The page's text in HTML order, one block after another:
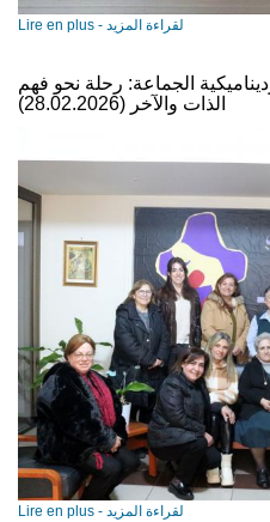
Lire en plus - لقراءة المزيد
الجماعة: رحلة نحو فهم
الذات والآخر (28.02.2026)
Lire en plus - لقراءة المزيد